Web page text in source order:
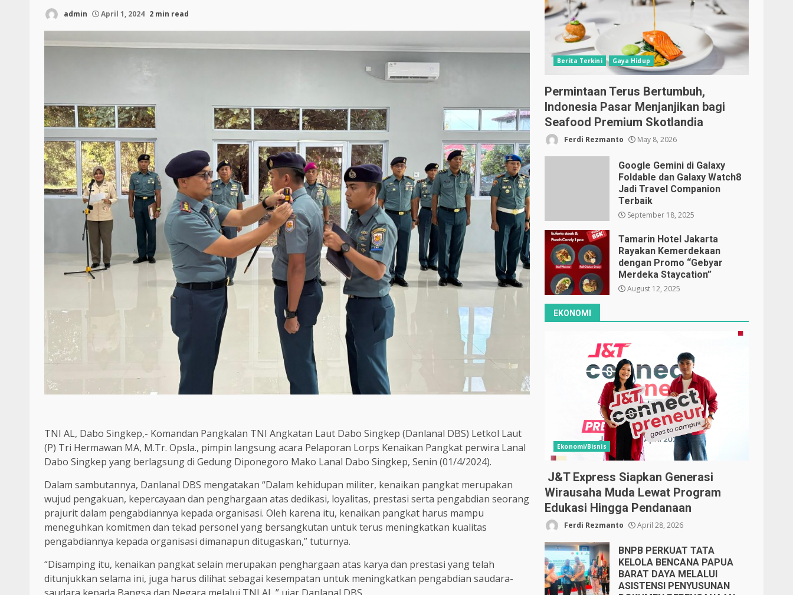
admin April 1, 2024 2 min read
TNI AL, Dabo Singkep,- Komandan Pangkalan TNI Angkatan Laut Dabo Singkep (Danlanal DBS) Letkol Laut
(P) Tri Hermawan MA, M.Tr. Opsla., pimpin langsung acara Pelaporan Lorps Kenaikan Pangkat perwira Lanal
Dabo Singkep yang berlagsung di Gedung Diponegoro Mako Lanal Dabo Singkep, Senin (01/4/2024).
Dalam sambutannya, Danlanal DBS mengatakan “Dalam kehidupan militer, kenaikan pangkat merupakan
wujud pengakuan, kepercayaan dan penghargaan atas dedikasi, loyalitas, prestasi serta pengabdian seorang
prajurit dalam pengabdiannya kepada organisasi. Oleh karena itu, kenaikan pangkat harus mampu
meneguhkan komitmen dan tekad personel yang bersangkutan untuk terus meningkatkan kualitas
pengabdiannya kepada organisasi dimanapun ditugaskan,” tuturnya.
“Disamping itu, kenaikan pangkat selain merupakan penghargaan atas karya dan prestasi yang telah
ditunjukkan selama ini, juga harus dilihat sebagai kesempatan untuk meningkatkan pengabdian saudara-
Berita Terkini Gaya Hidup
Permintaan Terus Bertumbuh,
Indonesia Pasar Menjanjikan bagi
Seafood Premium Skotlandia
Ferdi Rezmanto May 8, 2026
Google Gemini di Galaxy
Foldable dan Galaxy Watch8
Jadi Travel Companion
Terbaik
September 18, 2025
Tamarin Hotel Jakarta
Rayakan Kemerdekaan
dengan Promo “Gebyar
Merdeka Staycation”
August 12, 2025
EKONOMI
Ekonomi/Bisnis
J&T Express Siapkan Generasi
Wirausaha Muda Lewat Program
Edukasi Hingga Pendanaan
Ferdi Rezmanto April 28, 2026
BNPB PERKUAT TATA
KELOLA BENCANA PAPUA
BARAT DAYA MELALUI
ASISTENSI PENYUSUNAN